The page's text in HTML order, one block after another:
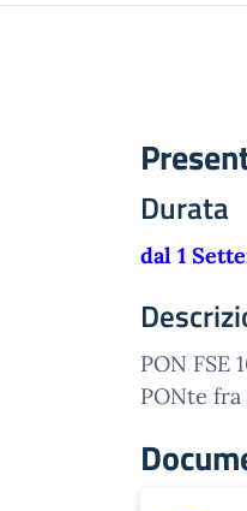
Durata
dal 1
PON FSE
PONte fra